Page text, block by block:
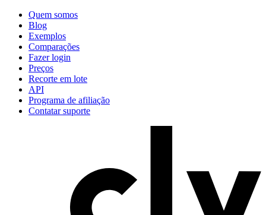
Quem somos
Blog
Exemplos
Comparações
Fazer login
Preços
Recorte em lote
API
Programa de afiliação
Contatar suporte